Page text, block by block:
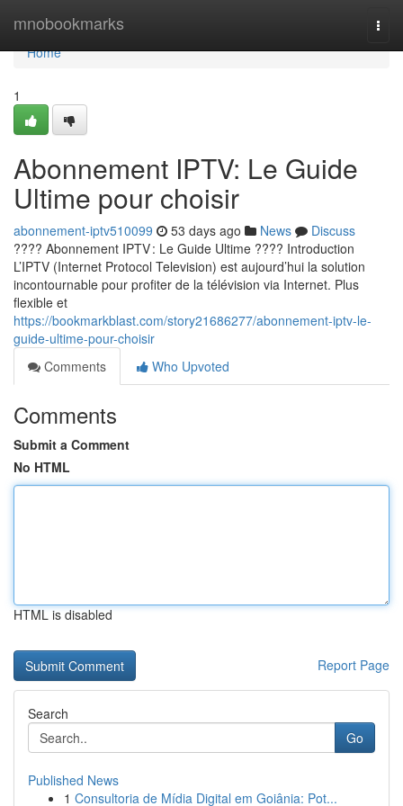
mnobookmarks
Home
Home
1
Abonnement IPTV: Le Guide
Ultime pour choisir
abonnement-iptv510099 53 days ago News
Discuss
???? Abonnement IPTV : Le Guide Ultime ???? Introduction
L’IPTV (Internet Protocol Television) est aujourd’hui la solution
incontournable pour profiter de la télévision via Internet. Plus
flexible et
https://bookmarkblast.com/story21686277/abonnement-iptv-le-
guide-ultime-pour-choisir
Comments
Who Upvoted
Comments
Submit a Comment
No HTML
HTML is disabled
Report Page
Search
Go
Published News
1 Consultoria de Mídia Digital em Goiânia: Pot...